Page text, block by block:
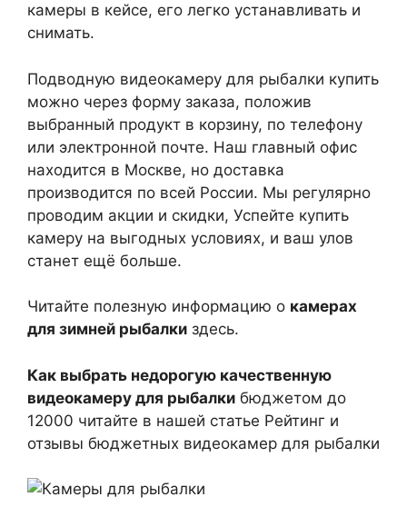
камеры в кейсе, его легко устанавливать и
снимать.
Подводную видеокамеру для рыбалки купить
можно через форму заказа, положив
выбранный продукт в корзину, по телефону
или электронной почте. Наш главный офис
находится в Москве, но доставка
производится по всей России. Мы регулярно
проводим акции и скидки, Успейте купить
камеру на выгодных условиях, и ваш улов
станет ещё больше.
Читайте полезную информацию о камерах
для зимней рыбалки здесь.
Как выбрать недорогую качественную
видеокамеру для рыбалки бюджетом до
12000 читайте в нашей статье Рейтинг и
отзывы бюджетных видеокамер для рыбалки